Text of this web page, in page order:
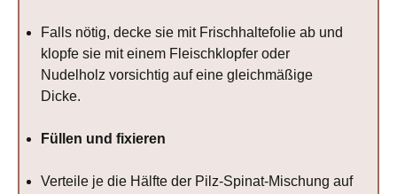
Falls nötig, decke sie mit Frischhaltefolie ab und
klopfe sie mit einem Fleischklopfer oder
Nudelholz vorsichtig auf eine gleichmäßige
Dicke.
Füllen und fixieren
Verteile je die Hälfte der Pilz-Spinat-Mischung auf